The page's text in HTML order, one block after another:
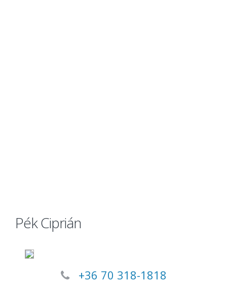
Pék Ciprián
+36 70 318-1818